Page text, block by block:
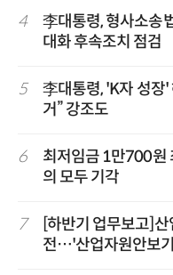
4
李대통령, 형사소송
대화 후속조치 점검
5
李대통령, 'K자 성장
거” 강조도
6
최저임금 1만700원
의 모두 기각
7
[하반기 업무보고]
전…'산업자원안보